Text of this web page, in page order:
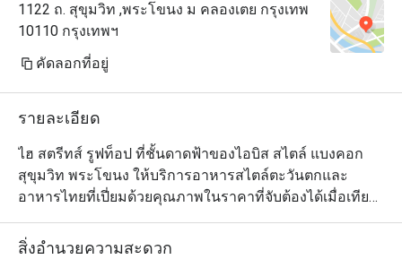
underlined reasonable price for
rooftop.
1122 ถ. สุขุมวิท ,พระโขนง ม คลองเตย กรุงเทพ
10110 กรุงเทพฯ
คัดลอกที่อยู่
รายละเอียด
ไฮ สตรีทส์ รูฟท็อป ที่ชั้นดาดฟ้าของไอบิส สไตล์ แบงคอก
สุขุมวิท พระโขนง ให้บริการอาหารสไตล์ตะวันตกและ
อาหารไทยที่เปี่ยมด้วยคุณภาพในราคาที่จับต้องได้เมื่อเทียบ
กับร้านรูฟท็อปทั่วไป แนะนำให้มาช่วงเย็นเพื่อดื่มด่ำกับ
บรรยากาศของร้านที่มีเพลงให้ฟัง มีที่ให้นั่งเอนหลัง และชม
สิ่งอำนวยความสะดวก